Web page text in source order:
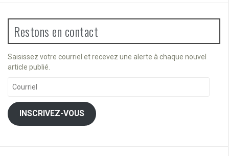
Restons en contact
Saisissez votre courriel et recevez une alerte à chaque nouvel
article publié.
INSCRIVEZ-VOUS